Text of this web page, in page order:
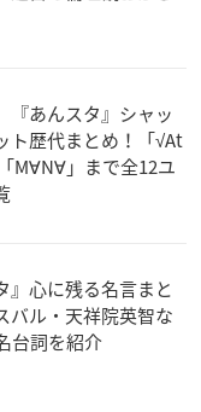
『あんスタ』シャッ
ト歴代まとめ！「√At
M∀N∀」まで全12ユ
』心に残る名言まと
バル・天祥院英智な
台詞を紹介